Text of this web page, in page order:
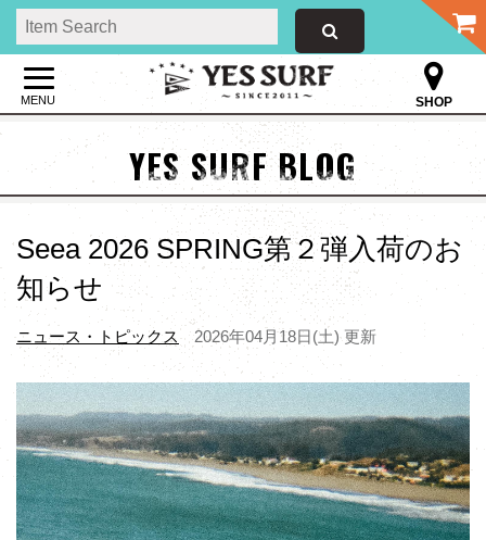
MENU SHOP
YES SURF BLOG
Seea 2026 SPRING第２弾入荷のお
知らせ
ニュース・トピックス 2026年04月18日(土) 更新